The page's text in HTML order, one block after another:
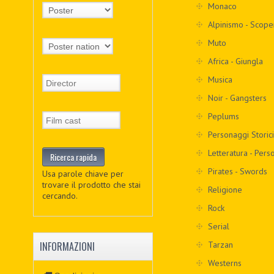
Monaco
Alpinismo -
Muto
Africa - Giungla
Musica
Noir - Gangsters
Peplums
Personaggi Storici
Letteratura -
Pirates - Swords
Religione
Rock
Serial
Tarzan
Westerns
Usa parole chiave per
trovare il prodotto che stai
cercando.
INFORMAZIONI